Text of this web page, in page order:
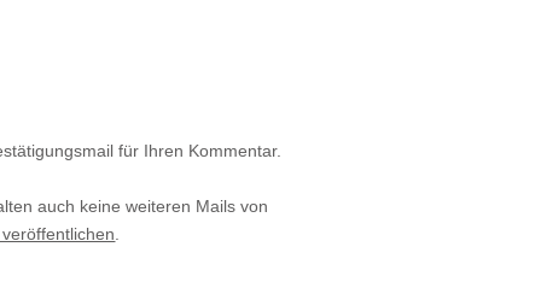
für Ihren Kommentar.
auch keine weiteren Mails von